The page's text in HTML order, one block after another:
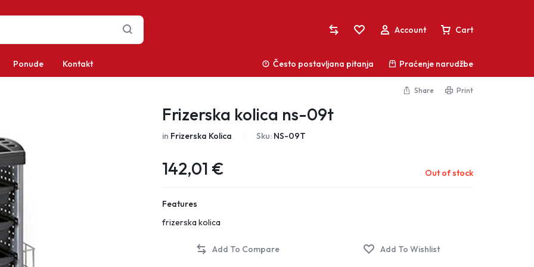
Account Cart
Vaša košarica je prazna
kupovinu ili se prijavite kako biste vidjeli dodane
Ponude Kontakt Često postavljana pitanja Praćenje narudžbe
Share Print
Frizerska kolica ns-09t
in Frizerska Kolica Sku: NS-09T
142,01 € Out of stock
Features
frizerska kolica